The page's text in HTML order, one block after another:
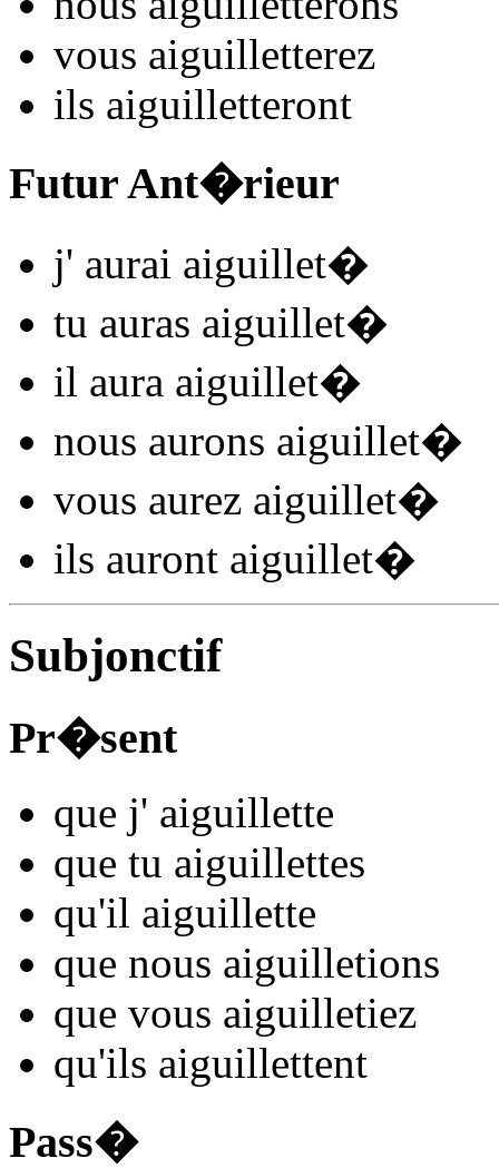
vous aiguilletterez
ils aiguilletteront
Futur Ant�rieur
j' aurai aiguillet�
tu auras aiguillet�
il aura aiguillet�
nous aurons aiguillet�
vous aurez aiguillet�
ils auront aiguillet�
Subjonctif
Pr�sent
que j' aiguillette
que tu aiguillettes
qu'il aiguillette
que nous aiguilletions
que vous aiguilletiez
qu'ils aiguillettent
Pass�